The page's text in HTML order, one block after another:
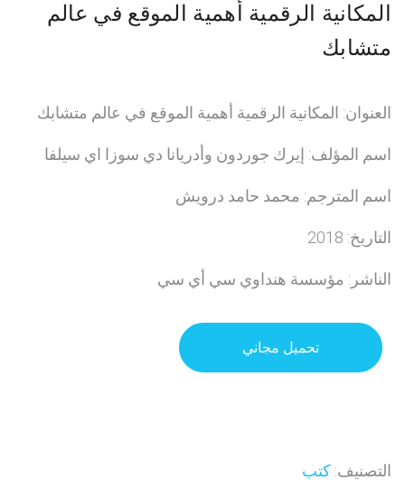
المكانية الرقمية أهمية الموقع في عالم
متشابك
العنوان: المكانية الرقمية أهمية الموقع في عالم متشابك
اسم المؤلف: إيرك جوردون وأدريانا دي سوزا اي سيلفا
اسم المترجم: محمد حامد درويش
التاريخ: 2018
الناشر: مؤسسة هنداوي سي أي سي
تحميل مجاني
التصنيف: كتب